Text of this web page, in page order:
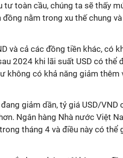
toàn cầu, chúng ta sẽ thấy
nằm trong xu thế chung
và cả các đồng tiền khác, có
2024 khi lãi suất USD có thể
không có khả năng giảm thêm
giảm dần, tỷ giá USD/VND
Ngân hàng Nhà nước Việt
tháng 4 và điều này có thể